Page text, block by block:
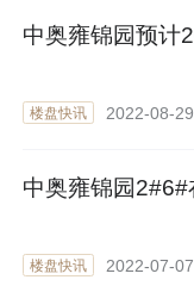
中奥雍锦园预计
楼盘快讯 2022-08-29
中奥雍锦园
楼盘快讯 2022-07-07